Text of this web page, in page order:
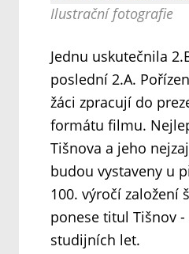
Ilustrační fotografie
Jednu uskutečnila
poslední 2.A.
žáci zpracují do
formátu filmu.
Tišnova a jeho
budou vystaveny u
100. výročí založení
ponese titul Tišnov
studijních let.